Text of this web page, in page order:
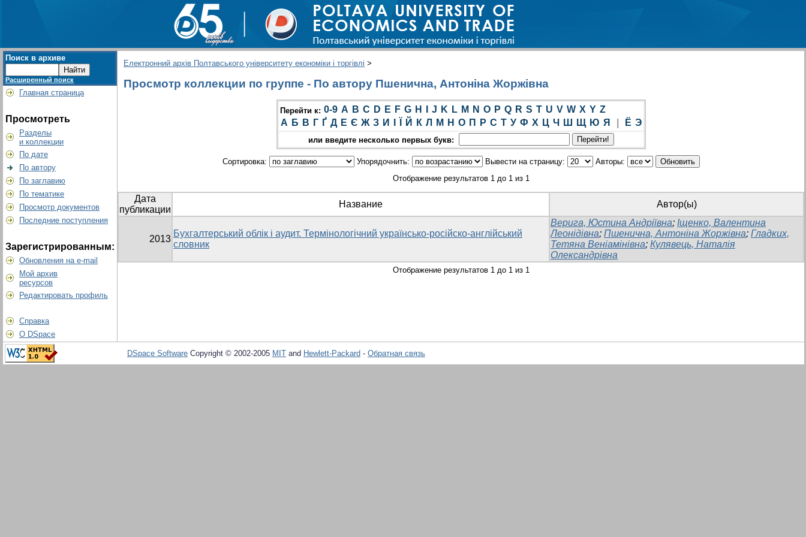
Поиск в архиве
Расширенный поиск
Главная страница
Просмотреть
Разделы
и коллекции
По дате
По автору
По заглавию
По тематике
Просмотр документов
Последние поступления
Зарегистрированным:
Обновления на e-mail
Мой архив
ресурсов
Редактировать профиль
Справка
О DSpace
Електронний архів Полтавського університету економіки і торгівлі >
Просмотр коллекции по группе - По автору Пшенична, Антоніна Жоржівна
Перейти к: 0-9 A B C D E F G H J K L M N O P Q R S T U V W X Y Z
А Б В Г Ґ Д Е Є Ж З И Й К Л М Н О П Р С Т У Ф Х Ц Ч Ш Щ Ю Я Ё Э
или введите несколько первых букв:
Сортировка: Упорядочнить: Вывести на страницу:
Авторы:
Отображение результатов 1 до 1 из 1
Дата
публикации
Название Автор(ы)
2013
Бухгалтерський облік і аудит. Термінологічний українсько-російско-англійський
словник
Верига, Юстина Андріївна; Іщенко, Валентина
Леонідівна; Пшенична, Антоніна Жоржівна; Гладких,
Тетяна Веніамінівна; Кулявець, Наталія
Олександрівна
Отображение результатов 1 до 1 из 1
DSpace Software Copyright © 2002-2005 MIT and Hewlett-Packard - Обратная связь